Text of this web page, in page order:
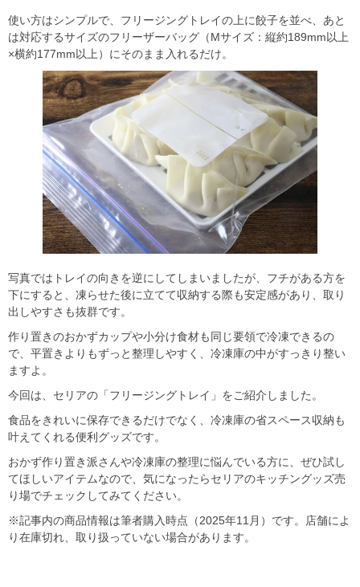
使い方はシンプルで、フリージングトレイの上に餃子を並べ、あと
は対応するサイズのフリーザーバッグ（Mサイズ：縦約189mm以上
×横約177mm以上）にそのまま入れるだけ。
写真ではトレイの向きを逆にしてしまいましたが、フチがある方を
下にすると、凍らせた後に立てて収納する際も安定感があり、取り
出しやすさも抜群です。
作り置きのおかずカップや小分け食材も同じ要領で冷凍できるの
で、平置きよりもずっと整理しやすく、冷凍庫の中がすっきり整い
ますよ。
今回は、セリアの「フリージングトレイ」をご紹介しました。
食品をきれいに保存できるだけでなく、冷凍庫の省スペース収納も
叶えてくれる便利グッズです。
おかず作り置き派さんや冷凍庫の整理に悩んでいる方に、ぜひ試し
てほしいアイテムなので、気になったらセリアのキッチングッズ売
り場でチェックしてみてください。
※記事内の商品情報は筆者購入時点（2025年11月）です。店舗によ
り在庫切れ、取り扱っていない場合があります。